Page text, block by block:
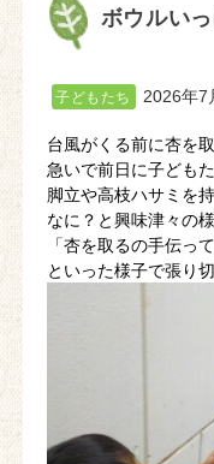
ボウルい
子どもたち 2026年7
台風がくる前に杏を
急いで前日に子ども
脚立や高枝ハサミを
なに？と興味津々の
「杏を取るの手伝っ
といった様子で張り